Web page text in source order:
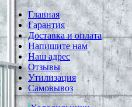
Главная
Гарантия
Доставка и оплата
Напишите нам
Наш адрес
Отзывы
Утилизация
Самовывоз